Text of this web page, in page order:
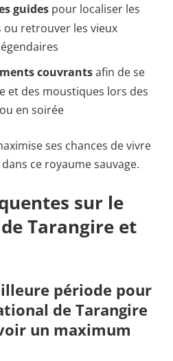
guidespour localiser les
ou retrouver les vieux
couvrantsafin de se
et des moustiques lors des
en soirée
ses chances de vivre
ce royaume sauvage.
sur le
Tarangire et
période pour
de Tarangire
un maximum